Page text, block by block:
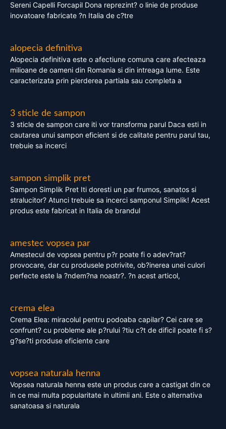
Sereni Capelli Forcapil Dona reprezint? o linie de produse
inovatoare fabricate ?n Italia de c?tre
alopecia definitiva
Alopecia definitiva este o afectiune comuna care afecteaza
milioane de oameni din Romania si din intreaga lume. Este
caracterizata prin pierderea partiala sau completa a
3 sticle de sampon
3 sticle de sampon care iti vor transforma parul Daca esti in
cautarea unui sampon eficient si de calitate pentru parul tau,
trebuie sa incerci
sampon simplik pret
Sampon Simplik Pret Iti doresti un par frumos, sanatos si
stralucitor? Atunci trebuie sa incerci samponul Simplik! Acest
produs este fabricat in Italia de brandul
amestec vopsea par
Amestecul de vopsea pentru p?r poate fi o adev?rat?
provocare, dar cu produsele potrivite, ob?inerea unei culori
perfecte este la ?ndem?na noastr?. ?n acest articol,
crema elea
Crema Elea: miracolul pentru podoaba capilar? Cei care se
confrunt? cu probleme ale p?rului ?tiu c?t de dificil poate fi s?
g?se?ti produse eficiente care
vopsea naturala henna
Vopsea naturala henna este un produs care a castigat din ce
in ce mai multa popularitate in ultimii ani. Este o alternativa
sanatoasa si naturala